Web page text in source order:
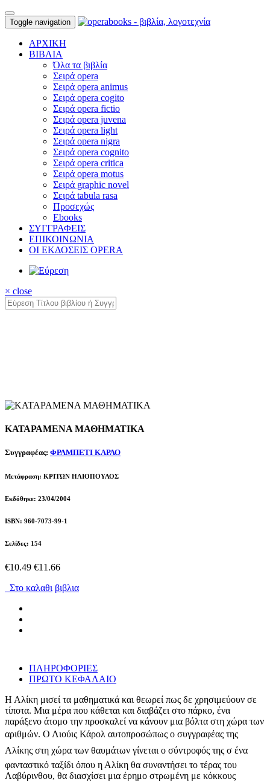
Toggle navigation
ΑΡΧΙΚΗ
ΒΙΒΛΙΑ
Όλα τα βιβλία
Σειρά opera
Σειρά opera animus
Σειρά opera cogito
Σειρά opera fictio
Σειρά opera juvena
Σειρά opera light
Σειρά opera nigra
Σειρά opera cognito
Σειρά opera critica
Σειρά opera motus
Σειρά graphic novel
Σειρά tabula rasa
Προσεχώς
Ebooks
ΣΥΓΓΡΑΦΕΙΣ
ΕΠΙΚΟΙΝΩΝΙΑ
ΟΙ ΕΚΔΟΣΕΙΣ OPERA
× close
ΚΑΤΑΡΑΜΕΝΑ ΜΑΘΗΜΑΤΙΚΑ
Συγγραφέας: ΦΡΑΜΠΕΤΙ ΚΑΡΛΟ
Μετάφραση: ΚΡΙΤΩΝ ΗΛΙΟΠΟΥΛΟΣ
Εκδόθηκε: 23/04/2004
ISBN: 960-7073-99-1
Σελίδες: 154
€10.49 €11.66
Στο καλαθι βιβλια
ΠΛΗΡΟΦΟΡΙΕΣ
ΠΡΩΤΟ ΚΕΦΑΛΑΙΟ
Η Αλίκη μισεί τα μαθηματικά και θεωρεί πως δε χρησιμεύουν σε
τίποτα. Μια μέρα που κάθεται και διαβάζει στο πάρκο, ένα
παράξενο άτομο την προσκαλεί να κάνουν μια βόλτα στη χώρα των
αριθμών. Ο Λιούις Κάρολ αυτοπροσώπως ο συγγραφέας της
Αλίκης στη χώρα των θαυμάτων γίνεται ο σύντροφός της σ ένα
φανταστικό ταξίδι όπου η Αλίκη θα συναντήσει το τέρας του
Λαβύρινθου, θα διασχίσει μια έρημο στρωμένη με κόκκους